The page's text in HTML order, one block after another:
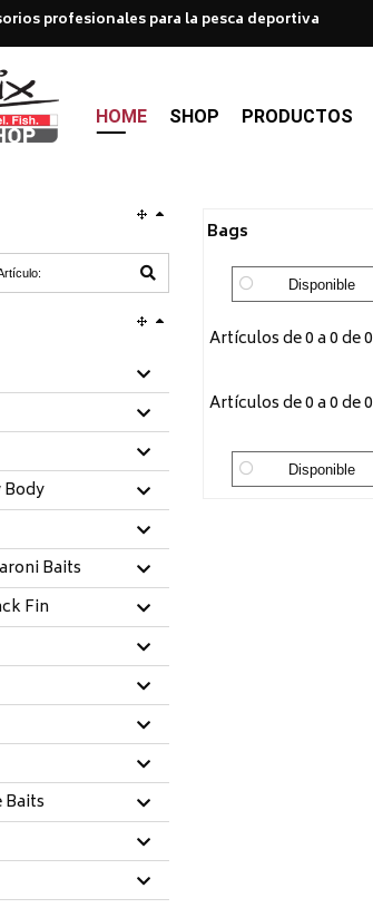
profesionales para la pesca deportiva
HOME SHOP PRODUCTOS
Baits
Fin
Baits
Bags
Disponible
Artículos de 0 a 0 de 0
Artículos de 0 a 0 de 0
Disponible